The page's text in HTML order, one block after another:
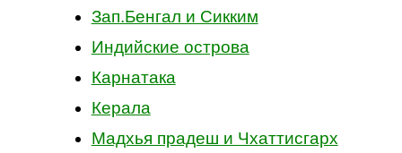
Зап.Бенгал и Сикким
Индийские острова
Карнатака
Керала
Мадхья прадеш и Чхаттисгарх